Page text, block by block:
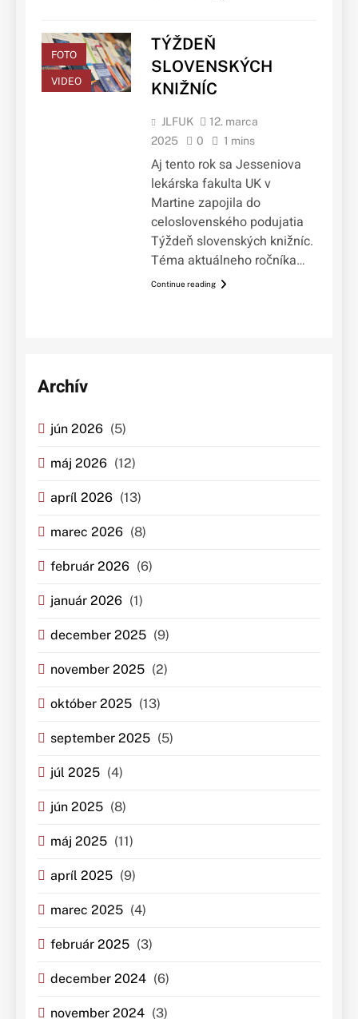
FOTO
VIDEO
TÝŽDEŇ
SLOVENSKÝCH
KNIŽNÍC
JLFUK
12. marca
2025
0 1 mins
Aj tento rok sa Jesseniova
lekárska fakulta UK v
Martine zapojila do
celoslovenského podujatia
Týždeň slovenských knižníc.
Téma aktuálneho ročníka…
Continue reading
Archív
jún 2026 (5)
máj 2026 (12)
apríl 2026 (13)
marec 2026 (8)
február 2026 (6)
január 2026 (1)
december 2025 (9)
november 2025 (2)
október 2025 (13)
september 2025 (5)
júl 2025 (4)
jún 2025 (8)
máj 2025 (11)
apríl 2025 (9)
marec 2025 (4)
február 2025 (3)
december 2024 (6)
november 2024 (3)